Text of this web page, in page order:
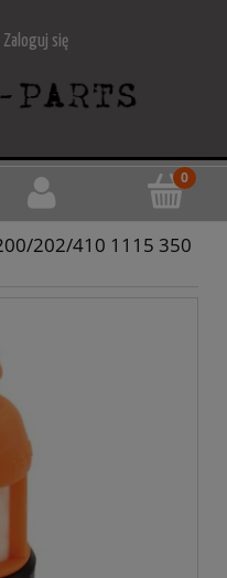
Zaloguj się
202/410 1115 350